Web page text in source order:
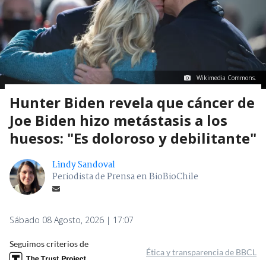
Wikimedia Commons.
Hunter Biden revela que cáncer de
Joe Biden hizo metástasis a los
huesos: "Es doloroso y debilitante"
Lindy Sandoval
Periodista de Prensa en BioBioChile
Sábado 08 Agosto, 2026 | 17:07
Seguimos criterios de
Ética y transparencia de BBCL